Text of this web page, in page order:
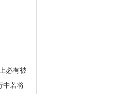
必有被
中若将